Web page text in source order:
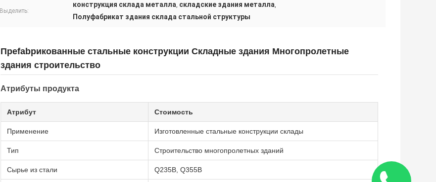
Выделить:
конструкция склада металла, складские здания металла,
Полуфабрикат здания склада стальной структуры
Преfabрикованные стальные конструкции Складные здания Многопролетные
здания строительство
Атрибуты продукта
Атрибут Стоимость
Применение Изготовленные стальные конструкции склады
Тип Строительство многопролетных зданий
Сырье из стали Q235B, Q355B